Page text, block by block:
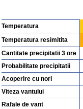
Temperatura
Temperatura resimitita
Cantitate precipitatii 3 ore
Probabilitate precipitatii
Acoperire cu nori
Viteza vantului
Rafale de vant